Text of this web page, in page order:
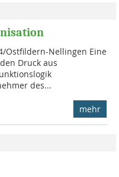
Ostfildern-Nellingen Eine
Druck aus
des...
mehr